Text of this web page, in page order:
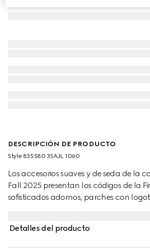
DESCRIPCIÓN DE PRODUCTO
Style ‎835580 3SAJL 1060
Los accesorios suaves y de seda de la
Fall 2025 presentan los códigos de la
sofisticados adornos, parches con
Detalles del producto